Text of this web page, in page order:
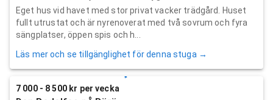
Eget hus vid havet med stor privat vacker trädgård. Huset
fullt utrustat och är nyrenoverat med två sovrum och fyra
sängplatser, öppen spis och h...
Läs mer och se tillgänglighet för denna stuga →
7 000 - 8 500 kr per vecka